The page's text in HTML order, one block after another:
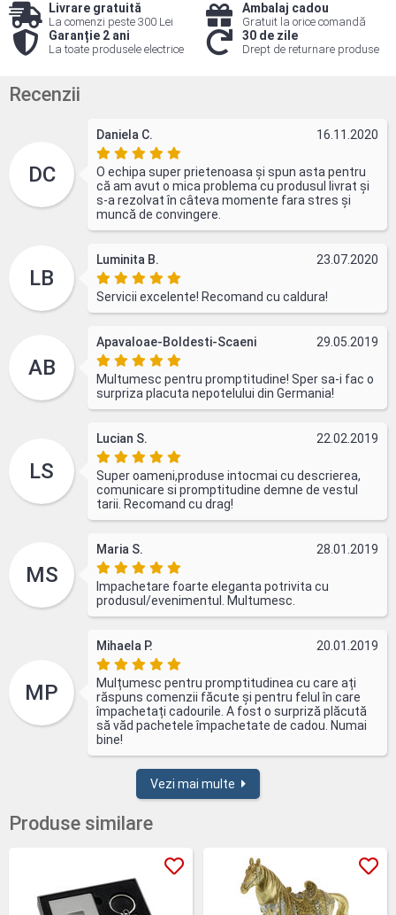
Livrare gratuită
La comenzi peste 300 Lei
Ambalaj cadou
Gratuit la orice comandă
Garanție 2 ani
La toate produsele electrice
30 de zile
Drept de returnare produse
Recenzii
DC
Daniela C. 16.11.2020
O echipa super prietenoasa și spun asta pentru
că am avut o mica problema cu produsul livrat și
s-a rezolvat în câteva momente fara stres și
muncă de convingere.
LB
Luminita B. 23.07.2020
Servicii excelente! Recomand cu caldura!
AB
Apavaloae-Boldesti-Scaeni 29.05.2019
Multumesc pentru promptitudine! Sper sa-i fac o
surpriza placuta nepotelului din Germania!
LS
Lucian S. 22.02.2019
Super oameni,produse intocmai cu descrierea,
comunicare si promptitudine demne de vestul
tarii. Recomand cu drag!
MS
Maria S. 28.01.2019
Impachetare foarte eleganta potrivita cu
produsul/evenimentul. Multumesc.
MP
Mihaela P. 20.01.2019
Mulțumesc pentru promptitudinea cu care ați
răspuns comenzii făcute și pentru felul în care
împachetați cadourile. A fost o surpriză plăcută
să văd pachetele împachetate de cadou. Numai
bine!
Vezi mai multe
Produse similare